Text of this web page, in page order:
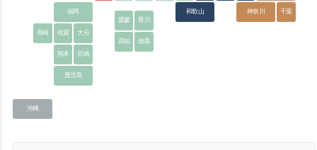
神奈川 千葉
和歌山
香川
愛媛
徳島
高知
福岡
佐賀 大分
熊本
長崎
宮崎
鹿児島
沖縄